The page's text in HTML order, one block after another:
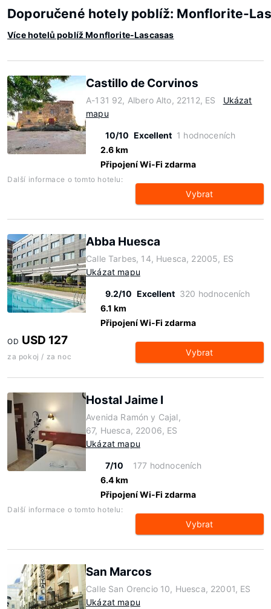
Doporučené hotely poblíž: Monflorite-
Více hotelů poblíž Monflorite-Lascasas
Castillo de Corvinos
A-131 92, Albero Alto, 22112, ES
Ukázat
mapu
10/10 Excellent 1 hodnoceních
2.6 km
Připojení Wi-Fi zdarma
Další informace o tomto hotelu:
Vybrat
Abba Huesca
Calle Tarbes, 14, Huesca, 22005, ES
Ukázat mapu
9.2/10 Excellent 320 hodnoceních
6.1 km
Připojení Wi-Fi zdarma
OD USD 127
za pokoj / za noc Vybrat
Hostal Jaime I
Avenida Ramón y Cajal,
67, Huesca, 22006, ES
Ukázat mapu
7/10
177 hodnoceních
6.4 km
Připojení Wi-Fi zdarma
Další informace o tomto hotelu:
Vybrat
San Marcos
Calle San Orencio 10, Huesca, 22001, ES
Ukázat mapu